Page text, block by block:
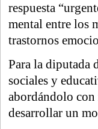
respuesta
mental entre los
trastornos
Para la diputada
sociales y
abordándolo
desarrollar un